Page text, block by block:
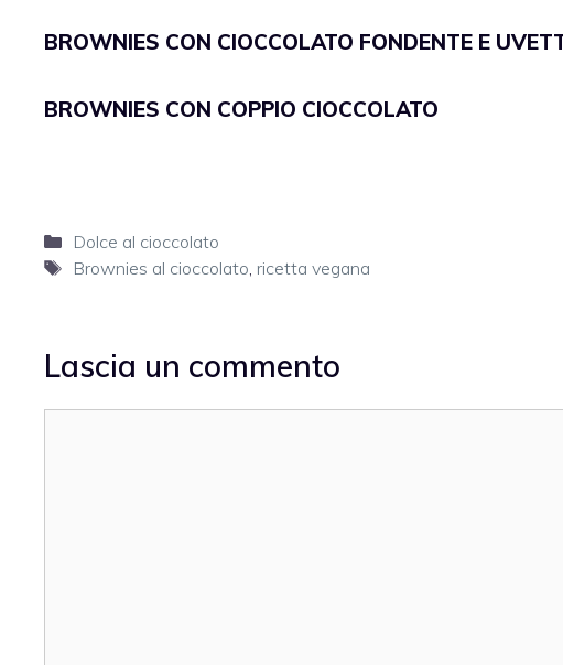
BROWNIES CON CIOCCOLATO FONDENTE E
BROWNIES CON COPPIO CIOCCOLATO
Categorie
Dolce al cioccolato
Tag
Brownies al cioccolato, ricetta vegana
Lascia un commento